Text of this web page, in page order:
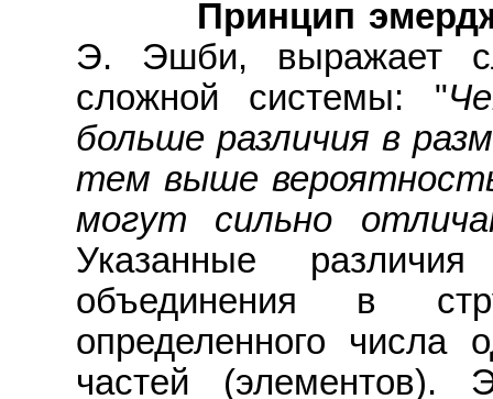
Принцип
Э. Эшби, выражает
сложной системы: "
больше различия в
тем выше
могут сильно
Указанные
объединения в
определенного числа
частей (элементов).